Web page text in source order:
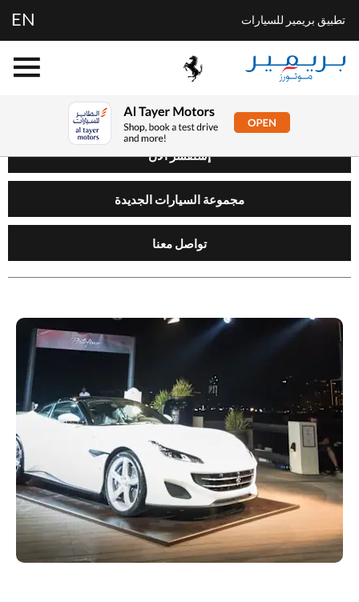
EN تطبيق بريمير للسيارات
إستفسر الآن
مجموعة السيارات الجديدة
تواصل معنا